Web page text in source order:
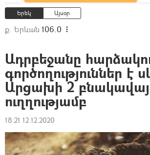
Երեկ Այսօր
ք. Երևան 106.0
Ադրբեջանը
գործողություններ է
Արցախի 2
ուղղությամբ
18:21 12.12.2020